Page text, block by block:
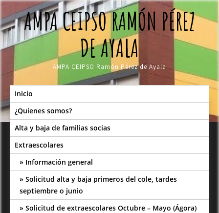
Skip
to
contentAMPA CEIPSO RAMÓN PÉREZ
DE AYALA
AMPA CEIPSO Ramón Pérez de Ayala
Inicio
¿Quienes somos?
Alta y baja de familias socias
Extraescolares
Información general
Solicitud alta y baja primeros del cole, tardes
septiembre o junio
Solicitud de extraescolares Octubre – Mayo (Ágora)